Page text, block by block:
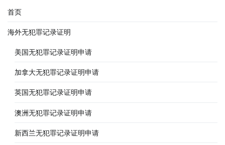
首页
海外无犯罪记录证明
美国无犯罪记录证明申请
加拿大无犯罪记录证明申请
英国无犯罪记录证明申请
澳洲无犯罪记录证明申请
新西兰无犯罪记录证明申请